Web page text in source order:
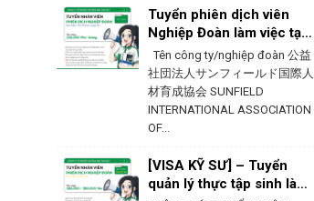
Tuyển phiên dịch viên
Nghiệp Đoàn làm việc tại
Ehime – Nhật Bản
Tên công ty/nghiệp đoàn 公益
社団法人サンフィールド国際人
材育成協会 SUNFIELD
INTERNATIONAL ASSOCIATION
OF...
[VISA KỸ SƯ] – Tuyển
quản lý thực tập sinh làm